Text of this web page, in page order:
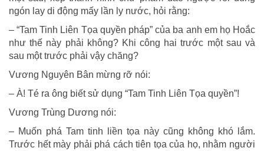
ngón lay di động mấy lần ly nước, hỏi rằng:
– “Tam Tinh Liên Tọa quyền pháp” của ba anh em họ Hoắc
như thế này phải không? Khi công hai trước một sau và
sau một trước phải vậy chăng?
Vương Nguyên Bân mừng rỡ nói:
– À! Té ra ông biết sử dụng “Tam Tinh Liên Tọa quyền”!
Vương Trùng Dương nói:
– Muốn phá Tam tinh liền tọa này cũng không khó lắm.
Trước hết mày phải phá cách tiên tọa của họ, nhằm người